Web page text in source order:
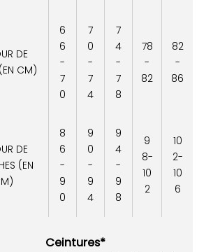
DE
CM)
6
6
-
7
0
7
0
-
7
4
7
4
-
7
8
78
-
82
82
-
86
DE
(EN
8
6
-
9
0
9
0
-
9
4
9
4
-
9
8
9
8-
10
2
10
2-
10
6
Ceintures*